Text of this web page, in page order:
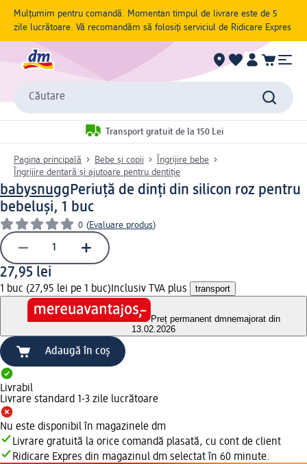
Mulțumim pentru comandă. Momentan timpul de livrare este de 5
zile lucrătoare. Vă recomandăm să folosiți serviciul de Ridicare Expres
Căutare
Transport gratuit de la 150 Lei
Pagina principală Bebe și copii
Îngrijire bebe
Îngrijire dentară și ajutoare pentru dentiție
babysnuggPeriuță de dinți din silicon roz pentru
bebeluși, 1 buc
0 (Evaluare produs)
27,95 lei
1 buc (27,95 lei pe 1 buc) Inclusiv TVA plus transport
Preț permanent dmnemajorat din
13.02.2026
Adaugă în coș
Livrabil
Livrare standard 1-3 zile lucrătoare
Nu este disponibil în magazinele dm
Livrare gratuită la orice comandă plasată, cu cont de client
Ridicare Expres din magazinul dm selectat în 60 minute.